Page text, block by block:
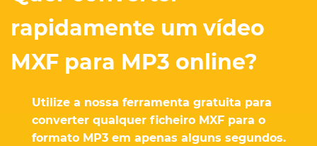
rapidamente um vídeo
MXF para MP3 online?
Utilize a nossa ferramenta gratuita para
converter qualquer ficheiro MXF para o
formato MP3 em apenas alguns segundos.